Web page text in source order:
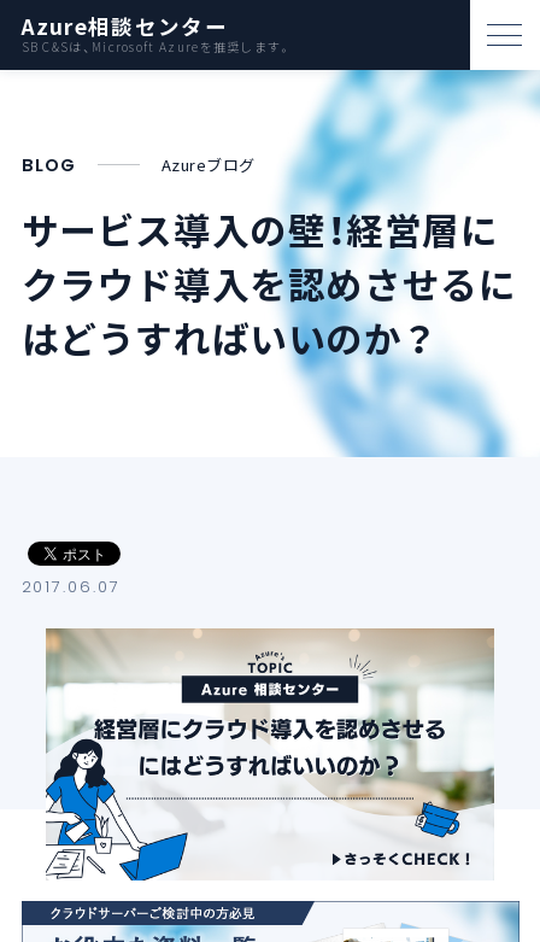
Azure相談センター
SB C&Sは、Microsoft Azureを推奨します。
パートナー支援
資料ダウンロード
お問い合わせ
Azureとは
AWS比較
ブログ
イベント・セミナー
よくある質問
SB C&Sの強み
BLOG Azureブログ
サービス導入の壁！経営層に
クラウド導入を認めさせるに
はどうすればいいのか？
2017.06.07